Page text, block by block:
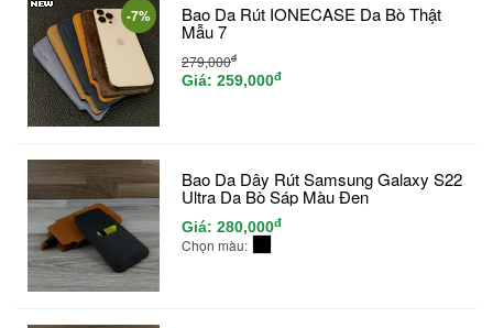
-7% Bao Da Rút IONECASE Da Bò Thật
Mẫu 7
279,000đ
Giá: 259,000đ
Bao Da Dây Rút Samsung Galaxy S22
Ultra Da Bò Sáp Màu Đen
Giá: 280,000đ
Chọn màu: